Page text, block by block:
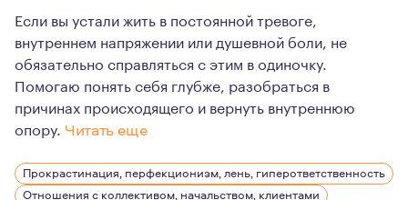
Если вы устали жить в постоянной тревоге,
внутреннем напряжении или душевной боли, не
обязательно справляться с этим в одиночку.
Помогаю понять себя глубже, разобраться в
причинах происходящего и вернуть внутреннюю
опору. Читать еще
Я не жду от человека, что он придёт на
Наверное, именно поэтому мои клиенты часто
Прокрастинация, перфекционизм, лень, гиперответственность
Отношения с коллективом, начальством, клиентами